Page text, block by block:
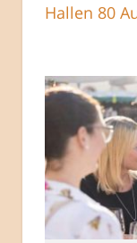
Hallen 80